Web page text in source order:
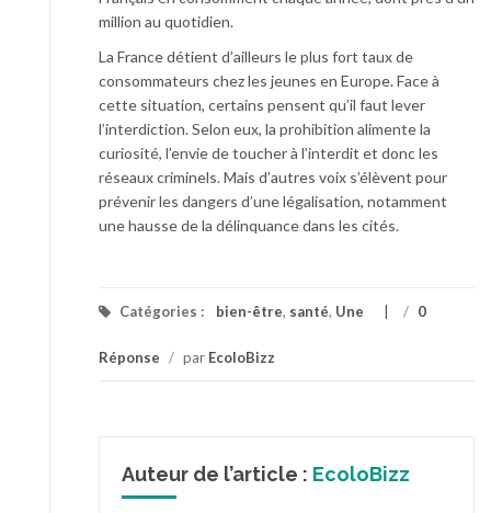
million au quotidien.
La France détient d’ailleurs le plus fort taux de
consommateurs chez les jeunes en Europe. Face à
cette situation, certains pensent qu’il faut lever
l’interdiction. Selon eux, la prohibition alimente la
curiosité, l’envie de toucher à l’interdit et donc les
réseaux criminels. Mais d’autres voix s’élèvent pour
prévenir les dangers d’une légalisation, notamment
une hausse de la délinquance dans les cités.
Catégories : bien-être, santé, Une / 0
Réponse / par EcoloBizz
Auteur de l’article : EcoloBizz